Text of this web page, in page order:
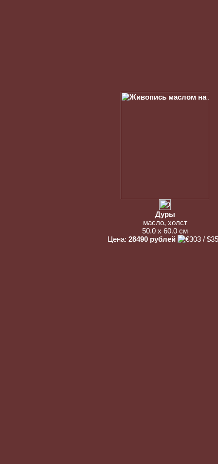
Дуры
масло, холст
50.0 x 60.0 см
Цена: 28490 рублей